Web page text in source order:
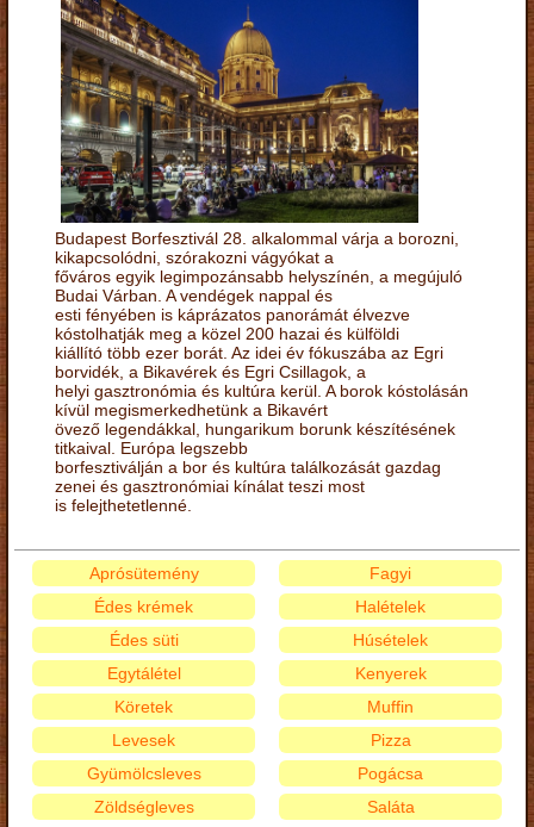
Budapest Borfesztivál 28. alkalommal várja a borozni,
kikapcsolódni, szórakozni vágyókat a
főváros egyik legimpozánsabb helyszínén, a megújuló
Budai Várban. A vendégek nappal és
esti fényében is káprázatos panorámát élvezve
kóstolhatják meg a közel 200 hazai és külföldi
kiállító több ezer borát. Az idei év fókuszába az Egri
borvidék, a Bikavérek és Egri Csillagok, a
helyi gasztronómia és kultúra kerül. A borok kóstolásán
kívül megismerkedhetünk a Bikavért
övező legendákkal, hungarikum borunk készítésének
titkaival. Európa legszebb
borfesztiválján a bor és kultúra találkozását gazdag
zenei és gasztronómiai kínálat teszi most
is felejthetetlenné.
Aprósütemény
Édes krémek
Édes süti
Egytálétel
Fagyi
Halételek
Húsételek
Kenyerek
Köretek
Levesek
Gyümölcsleves
Zöldségleves
Muffin
Pizza
Pogácsa
Saláta